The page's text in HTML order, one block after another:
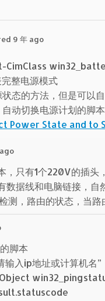
9 年 ago
CimClass
整电源模式
态的方法，但是可以自
动切换电源计划的脚
Power State and to
，只有1个220V的插头
数据线和电脑链接，自
测，路由的状态，当
脚本
入ip地址或计算机名”